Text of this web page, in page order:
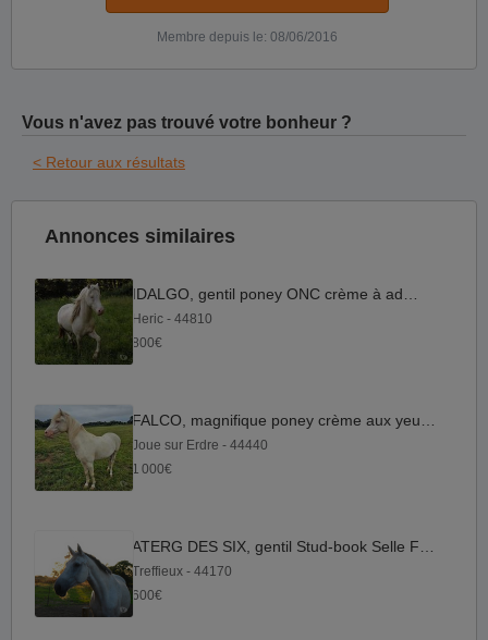
Membre depuis le: 08/06/2016
Vous n'avez pas trouvé votre bonheur ?
< Retour aux résultats
Annonces similaires
Heric - 44810
800€
Joue sur Erdre - 44440
1 000€
Treffieux - 44170
600€